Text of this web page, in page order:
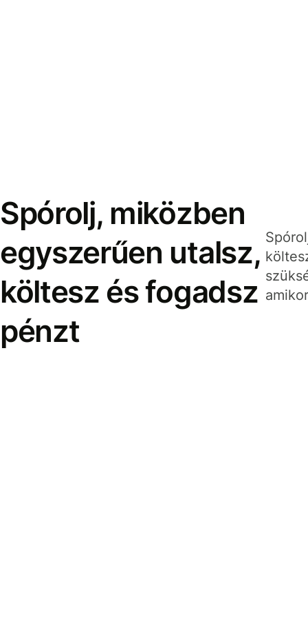
Spórolj, miközben
egyszerűen utalsz,
költesz és fogadsz
pénzt